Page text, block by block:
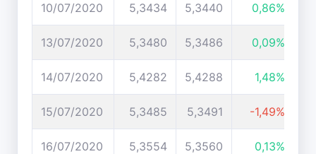
10/07/2020 5,3434 5,3440 0,86%
13/07/2020 5,3480 5,3486 0,09%
14/07/2020 5,4282 5,4288 1,48%
15/07/2020 5,3485 5,3491 -1,49%
16/07/2020 5,3554 5,3560 0,13%